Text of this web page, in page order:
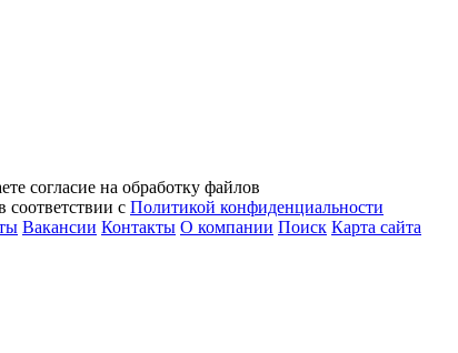
согласие на обработку файлов
с Политикой конфиденциальности
Вакансии Контакты О компании Поиск Карта сайта